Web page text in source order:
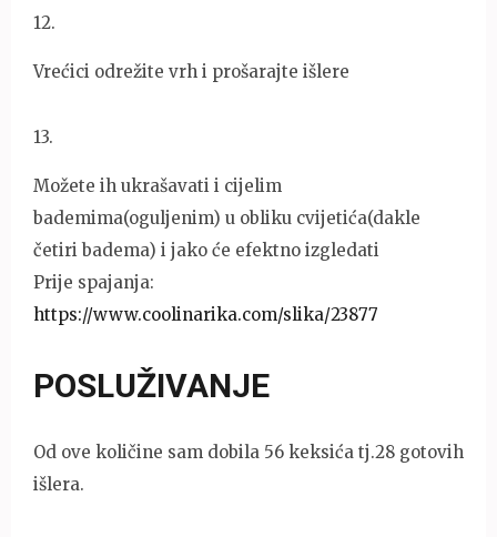
12.
Vrećici odrežite vrh i prošarajte išlere
13.
Možete ih ukrašavati i cijelim
bademima(oguljenim) u obliku cvijetića(dakle
četiri badema) i jako će efektno izgledati
Prije spajanja:
https://www.coolinarika.com/slika/23877
POSLUŽIVANJE
Od ove količine sam dobila 56 keksića tj.28 gotovih
išlera.